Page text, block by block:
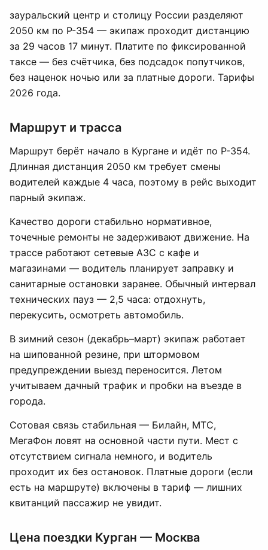
зауральский центр и столицу России разделяют
2050 км по Р-354 — экипаж проходит дистанцию
за 29 часов 17 минут. Платите по фиксированной
таксе — без счётчика, без подсадок попутчиков,
без наценок ночью или за платные дороги. Тарифы
2026 года.
Маршрут и трасса
Маршрут берёт начало в Кургане и идёт по Р-354.
Длинная дистанция 2050 км требует смены
водителей каждые 4 часа, поэтому в рейс выходит
парный экипаж.
Качество дороги стабильно нормативное,
точечные ремонты не задерживают движение. На
трассе работают сетевые АЗС с кафе и
магазинами — водитель планирует заправку и
санитарные остановки заранее. Обычный интервал
технических пауз — 2,5 часа: отдохнуть,
перекусить, осмотреть автомобиль.
В зимний сезон (декабрь–март) экипаж работает
на шипованной резине, при штормовом
предупреждении выезд переносится. Летом
учитываем дачный трафик и пробки на въезде в
города.
Сотовая связь стабильная — Билайн, МТС,
МегаФон ловят на основной части пути. Мест с
отсутствием сигнала немного, и водитель
проходит их без остановок. Платные дороги (если
есть на маршруте) включены в тариф — лишних
квитанций пассажир не увидит.
Цена поездки Курган — Москва